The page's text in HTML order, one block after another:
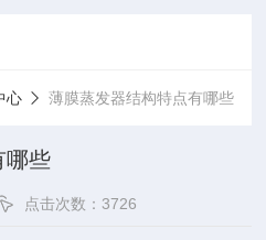
心 薄膜蒸发器结构特点有哪些
哪些
点击次数：3726